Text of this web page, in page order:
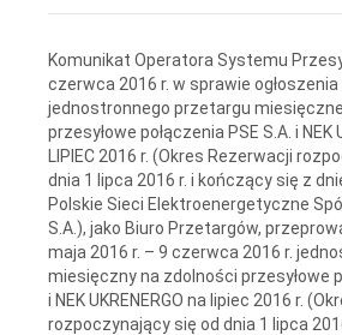
Komunikat Operatora Systemu
czerwca 2016 r. w sprawie
jednostronnego przetargu
przesyłowe połączenia PSE S.A. i NEK
LIPIEC 2016 r. (Okres Rezerwacji
dnia 1 lipca 2016 r. i kończący się z
Polskie Sieci Elektroenergetyczne
S.A.), jako Biuro Przetargów,
maja 2016 r. – 9 czerwca 2016 r.
miesięczny na zdolności przesyłowe
i NEK UKRENERGO na lipiec 2016 r.
rozpoczynający się od dnia 1 lipca